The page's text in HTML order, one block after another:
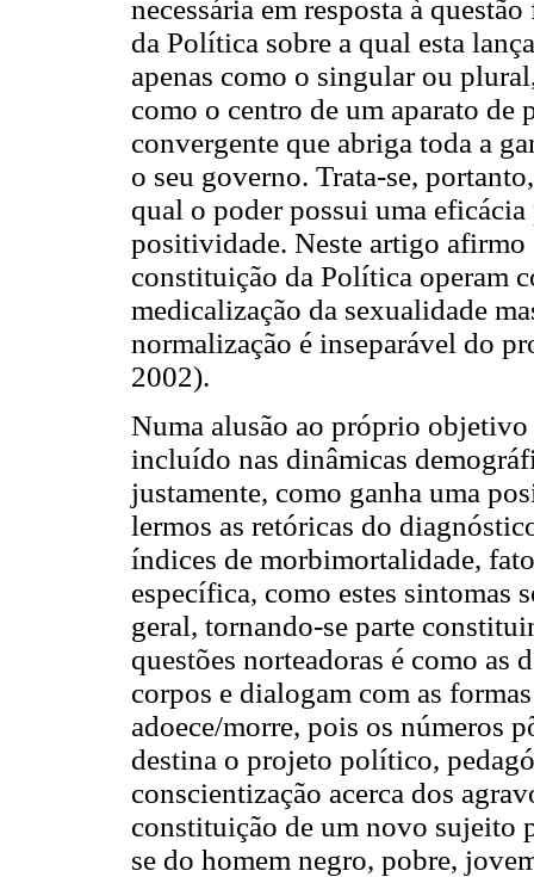
necessária em resposta à
da Política sobre a qual esta
apenas como o singular ou
como o centro de um aparato de
convergente que abriga toda a
o seu governo. Trata-se,
qual o poder possui uma
positividade. Neste artigo afirmo
constituição da Política operam
medicalização da sexualidade
normalização é inseparável do
2002).
Numa alusão ao próprio objetivo
incluído nas dinâmicas
justamente, como ganha uma
lermos as retóricas do
índices de morbimortalidade,
específica, como estes sintomas
geral, tornando-se parte
questões norteadoras é como as
corpos e dialogam com as
adoece/morre, pois os números
destina o projeto político,
conscientização acerca dos
constituição de um novo sujeito
se do homem negro, pobre,